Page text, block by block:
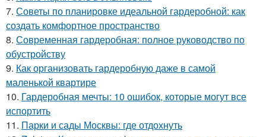
7. Советы по планировке идеальной гардеробной: как
создать комфортное пространство
8. Современная гардеробная: полное руководство по
обустройству
9. Как организовать гардеробную даже в самой
маленькой квартире
10. Гардеробная мечты: 10 ошибок, которые могут все
испортить
11. Парки и сады Москвы: где отдохнуть